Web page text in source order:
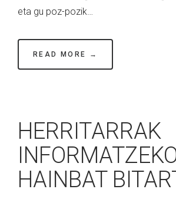
eta gu poz-pozik…
READ MORE →
HERRITARRAK
HAINBAT